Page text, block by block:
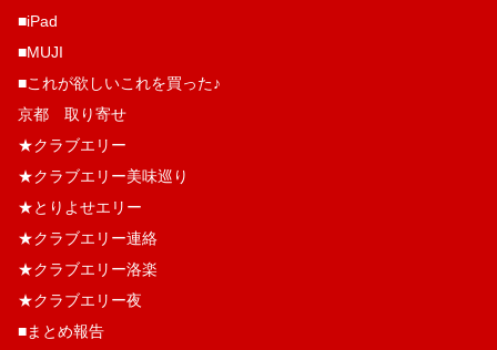
■iPad
■MUJI
■これが欲しいこれを買った♪
京都 取り寄せ
★クラブエリー
★クラブエリー美味巡り
★とりよせエリー
★クラブエリー連絡
★クラブエリー洛楽
★クラブエリー夜
■まとめ報告